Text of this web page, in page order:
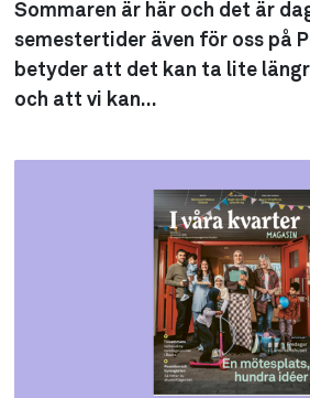
Sommaren är här och det är
semestertider även för oss på
betyder att det kan ta lite
och att vi kan...